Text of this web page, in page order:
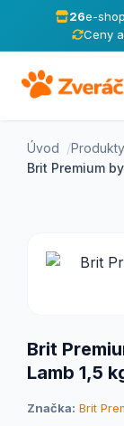
26e-
Ceny
Úvod Produkty
Brit Premium
Brit
Lamb 1,5
Značka: Brit